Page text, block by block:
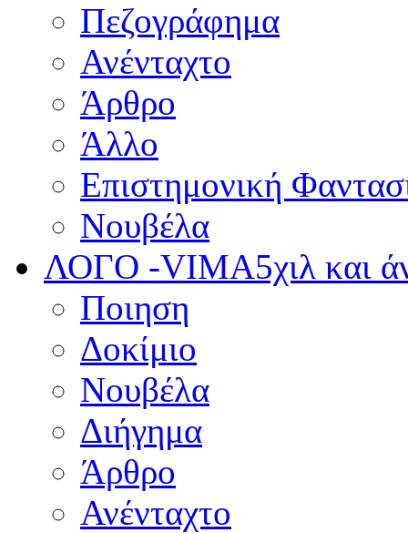
Πεζογράφημα
Ανένταχτο
Άρθρο
Άλλο
Επιστημονική
Νουβέλα
ΛΟΓΟ -VIMA5χιλ και
Ποιηση
Δοκίμιο
Νουβέλα
Διήγημα
Άρθρο
Ανένταχτο